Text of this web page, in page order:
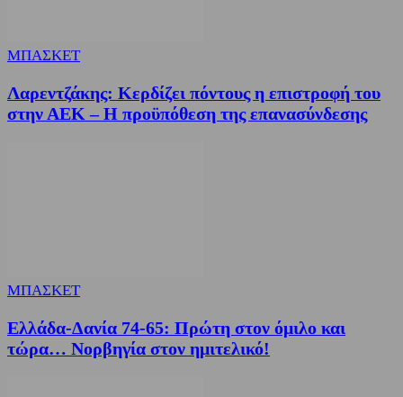
ΜΠΑΣΚΕΤ
Λαρεντζάκης: Κερδίζει πόντους η επιστροφή του
στην ΑΕΚ – Η προϋπόθεση της επανασύνδεσης
ΜΠΑΣΚΕΤ
Ελλάδα-Δανία 74-65: Πρώτη στον όμιλο και
τώρα… Νορβηγία στον ημιτελικό!